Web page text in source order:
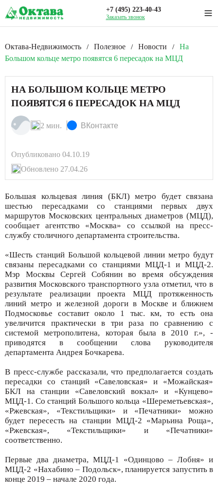
+7 (495) 223-40-43
Заказать звонок
Октава-Недвижимость / Полезное / Новости /
На
Большом кольце метро появятся 6 пересадок на МЦД
НА БОЛЬШОМ КОЛЬЦЕ МЕТРО
ПОЯВЯТСЯ 6 ПЕРЕСАДОК НА МЦД
2 мин. ВКонтакте
Опубликовано 04.10.19
Обновлено 27.04.26
Большая кольцевая линия (БКЛ) метро будет связана
шестью пересадками со станциями первых двух
маршрутов Московских центральных диаметров (МЦД),
сообщает агентство «Москва» со ссылкой на пресс-
службу столичного департамента строительства.
«Шесть станций Большой кольцевой линии метро будут
связаны пересадками со станциями МЦД-1 и МЦД-2.
Мэр Москвы Сергей Собянин во время обсуждения
развития Московского транспортного узла отметил, что в
результате реализации проекта МЦД протяженность
линий метро и железной дороги в Москве и ближнем
Подмосковье составит около 1 тыс. км, то есть она
увеличится практически в три раза по сравнению с
системой метрополитена, которая была в 2010 г.», -
приводятся в сообщении слова руководителя
департамента Андрея Бочкарева.
В пресс-службе рассказали, что предполагается создать
пересадки со станций «Савеловская» и «Можайская»
БКЛ на станции «Савеловский вокзал» и «Кунцево»
МЦД-1. Со станций Большого кольца «Шереметьевская»,
«Ржевская», «Текстильщики» и «Печатники» можно
будет пересесть на станции МЦД-2 «Марьина Роща»,
«Ржевская», «Текстильщики» и «Печатники»
соответственно.
Первые два диаметра, МЦД-1 «Одинцово – Лобня» и
МЦД-2 «Нахабино – Подольск», планируется запустить в
конце 2019 – начале 2020 года.